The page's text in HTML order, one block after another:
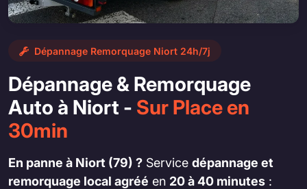
Dépannage Remorquage Niort 24h/7j
Dépannage & Remorquage
Auto à Niort - Sur Place en
30min
En panne à Niort (79) ? Service dépannage et
remorquage local agréé en 20 à 40 minutes :